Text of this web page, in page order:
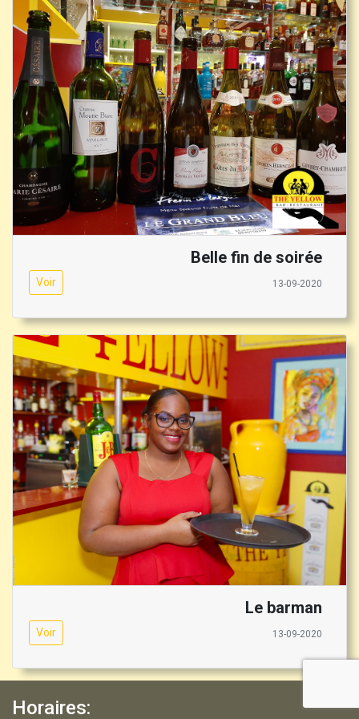
Belle fin de soirée
Voir 13-09-2020
Le barman
Voir 13-09-2020
Horaires: